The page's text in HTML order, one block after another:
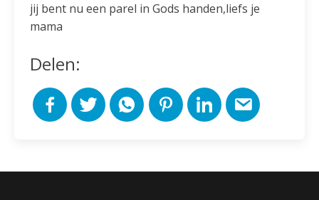
jij bent nu een parel in Gods handen,liefs je
mama
Delen: